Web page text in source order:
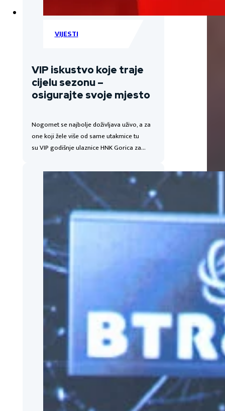
VIJESTI
VIP iskustvo koje traje
cijelu sezonu –
osigurajte svoje mjesto
Nogomet se najbolje doživljava uživo, a za
one koji žele više od same utakmice tu
su VIP godišnje ulaznice HNK Gorica za…